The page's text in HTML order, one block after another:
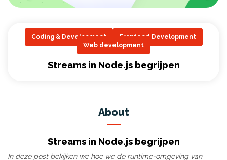
Coding & Development
Frontend Development
Web development
Streams in Node.js begrijpen
About
Streams in Node.js begrijpen
In deze post bekijken we hoe we de runtime-omgeving van